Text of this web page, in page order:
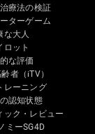
療法の検証
ターゲーム
な大人
ロット
な評価
者（iTV）
レーニング
認知状態
ック・レビュー
ミーSG4D